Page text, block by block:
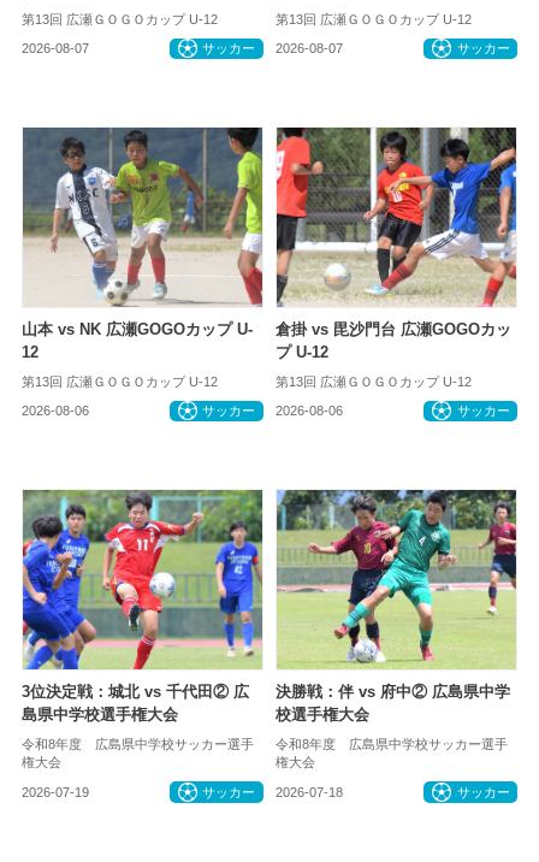
第13回 広瀬ＧＯＧＯカップ U-12
2026-08-07 サッカー
第13回 広瀬ＧＯＧＯカップ U-12
2026-08-07 サッカー
山本 vs NK 広瀬GOGOカップ U-
12
第13回 広瀬ＧＯＧＯカップ U-12
2026-08-06 サッカー
倉掛 vs 毘沙門台 広瀬GOGOカッ
プ U-12
第13回 広瀬ＧＯＧＯカップ U-12
2026-08-06 サッカー
3位決定戦：城北 vs 千代田② 広
島県中学校選手権大会
令和8年度 広島県中学校サッカー選手
権大会
2026-07-19 サッカー
決勝戦：伴 vs 府中② 広島県中学
校選手権大会
令和8年度 広島県中学校サッカー選手
権大会
2026-07-18 サッカー